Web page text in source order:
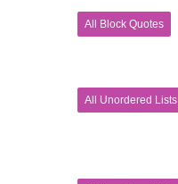
All Block Quotes
All Unordered Lists